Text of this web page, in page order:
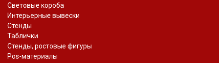
Световые короба
Интерьерные вывески
Стенды
Таблички
Стенды, ростовые фигуры
Pos-материалы